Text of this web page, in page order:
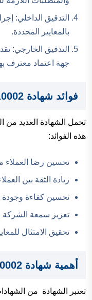
التدقيق الداخلي:
بالمعايير المحددة.
التدقيق الخارجي:
جهة اعتماد معترف
فوائد شهادة ISO 10002
تحمل الشهادة العديد من
هذه الفوائد:
تحسين رضا العملاء
زيادة الثقة بين
تحسين كفاءة وجودة
تعزيز سمعة الشركة
تحقيق الامتثال
أهمية شهادة ISO 10002 في الصناعة
تعتبر الشهادة من